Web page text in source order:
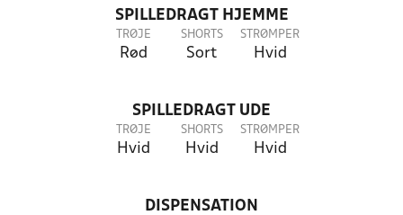
SPILLEDRAGT HJEMME
TRØJE
Rød
SHORTS
Sort
STRØMPER
Hvid
SPILLEDRAGT UDE
TRØJE
Hvid
SHORTS
Hvid
STRØMPER
Hvid
DISPENSATION